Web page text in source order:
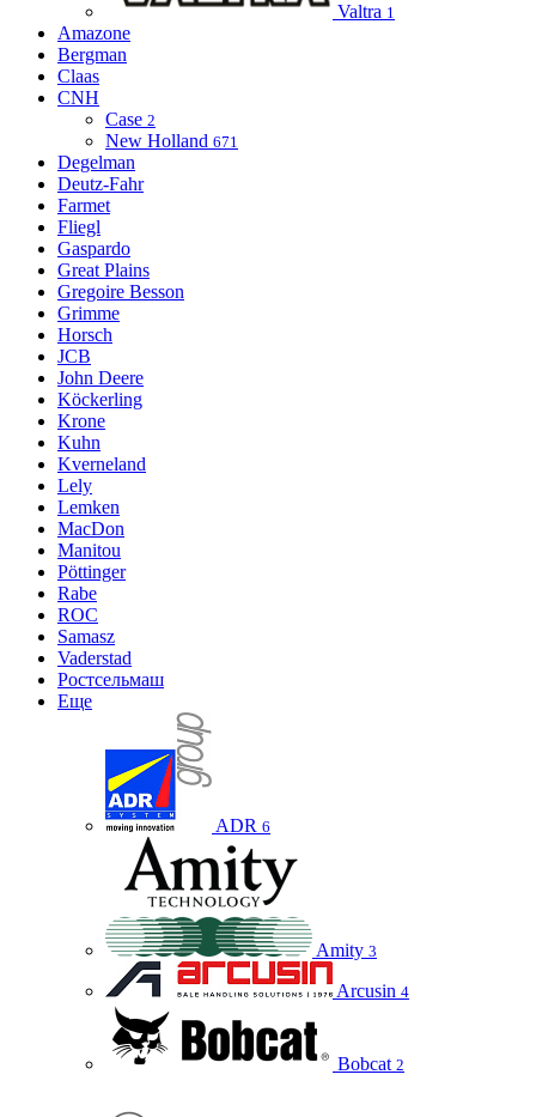
Valtra 1
Amazone
Bergman
Claas
CNH
Case 2
New Holland 671
Degelman
Deutz-Fahr
Farmet
Fliegl
Gaspardo
Great Plains
Gregoire Besson
Grimme
Horsch
JCB
John Deere
Köckerling
Krone
Kuhn
Kverneland
Lely
Lemken
MacDon
Manitou
Pöttinger
Rabe
ROC
Samasz
Vaderstad
Ростсельмаш
Еще
ADR 6
Amity 3
Arcusin 4
Bobcat 2